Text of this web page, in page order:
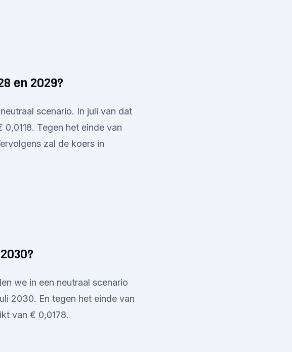
en 2029?
scenario. In juli van dat
Tegen het einde van
zal de koers in
we in een neutraal scenario
2030. En tegen het einde van
van € 0,0178.